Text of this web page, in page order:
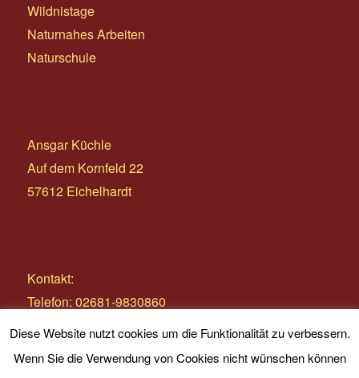
Wildnistage
Naturnahes Arbeiten
Naturschule
Ansgar Küchle
Auf dem Kornfeld 22
57612 Eichelhardt
Kontakt:
Telefon: 02681-9830860
E-Mail:
info@wildnistage.com
Diese Website nutzt cookies um die Funktionalität zu verbessern.
Wenn Sie die Verwendung von Cookies nicht wünschen können